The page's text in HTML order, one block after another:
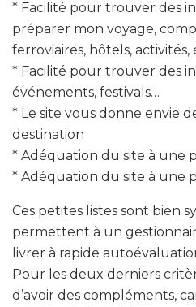
* Facilité pour trouver des
préparer mon voyage,
ferroviaires, hôtels,
* Facilité pour trouver des
événements, festivals…
* Le site vous donne envie
destination
* Adéquation du site à une
* Adéquation du site à une
Ces petites listes sont bien
permettent à un
livrer à rapide
Pour les deux derniers
d’avoir des compléments,